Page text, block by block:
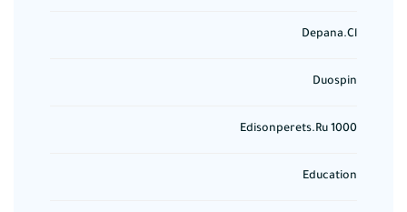
Depana.cl
Duospin
Edisonperets.ru 1000
Education